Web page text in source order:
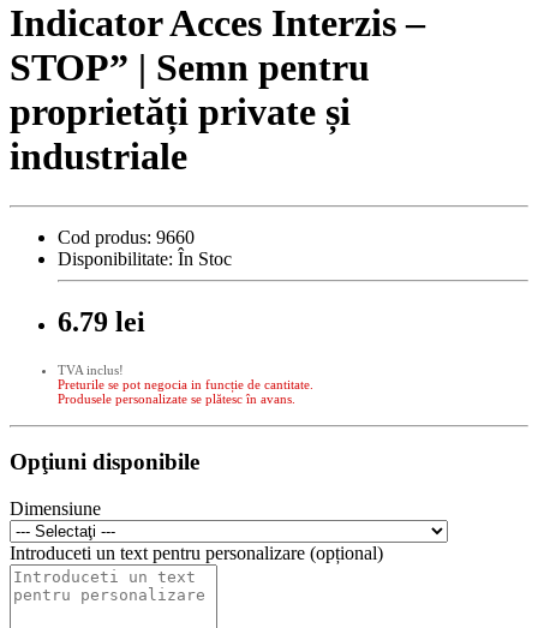
Indicator Acces Interzis –
STOP” | Semn pentru
proprietăți private și
industriale
Cod produs: 9660
Disponibilitate: În Stoc
6.79 lei
TVA inclus!
Preturile se pot negocia in funcție de cantitate.
Produsele personalizate se plătesc în avans.
Opţiuni disponibile
Dimensiune
Introduceti un text pentru personalizare (opțional)